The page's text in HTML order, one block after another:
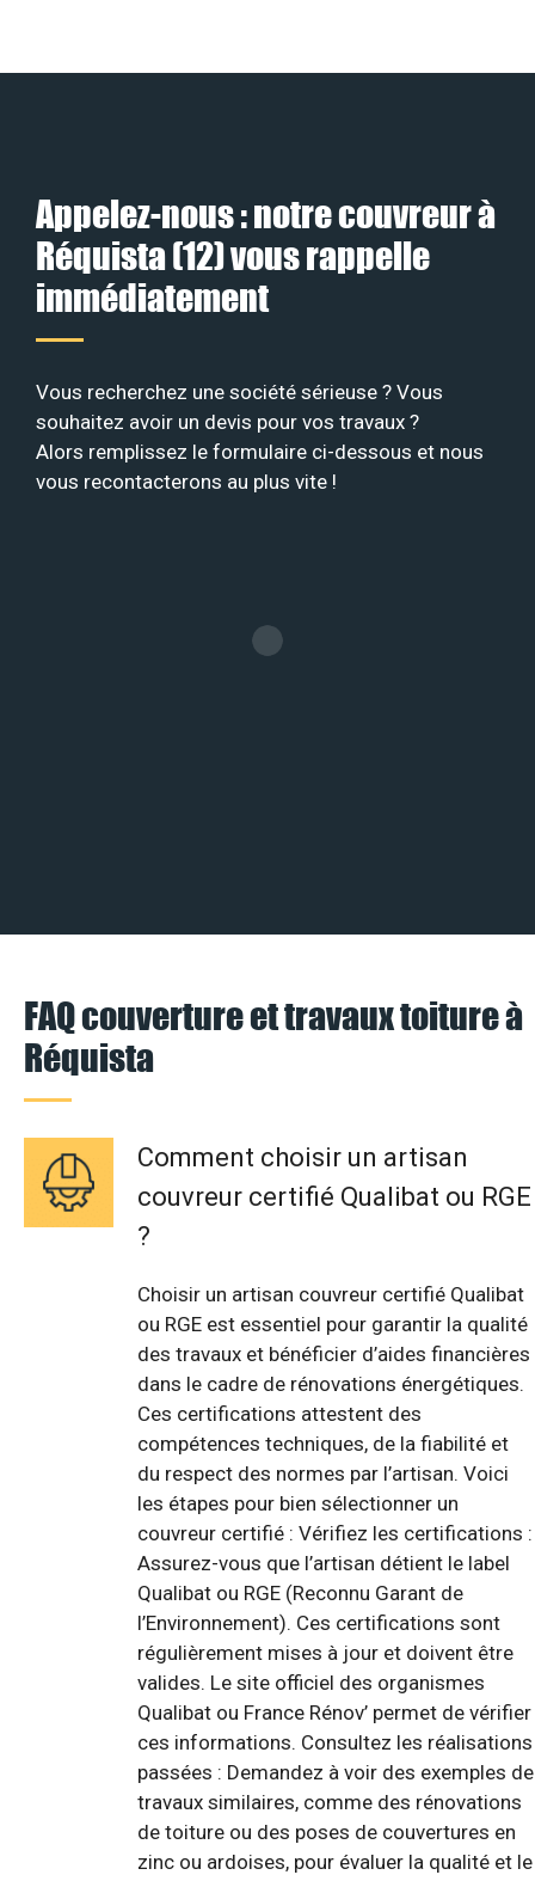
Appelez-nous : notre couvreur à
Réquista (12) vous rappelle
immédiatement
Vous recherchez une société sérieuse ? Vous
souhaitez avoir un devis pour vos travaux ?
Alors remplissez le formulaire ci-dessous et nous
vous recontacterons au plus vite !
FAQ couverture et travaux toiture à
Réquista
Comment choisir un artisan
couvreur certifié Qualibat ou RGE
?
Choisir un artisan couvreur certifié Qualibat
ou RGE est essentiel pour garantir la qualité
des travaux et bénéficier d’aides financières
dans le cadre de rénovations énergétiques.
Ces certifications attestent des
compétences techniques, de la fiabilité et
du respect des normes par l’artisan. Voici
les étapes pour bien sélectionner un
couvreur certifié : Vérifiez les certifications :
Assurez-vous que l’artisan détient le label
Qualibat ou RGE (Reconnu Garant de
l’Environnement). Ces certifications sont
régulièrement mises à jour et doivent être
valides. Le site officiel des organismes
Qualibat ou France Rénov’ permet de vérifier
ces informations. Consultez les réalisations
passées : Demandez à voir des exemples de
travaux similaires, comme des rénovations
de toiture ou des poses de couvertures en
zinc ou ardoises, pour évaluer la qualité et le